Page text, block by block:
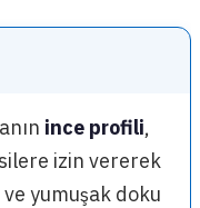
ince profili,
izin vererek
ve yumuşak doku